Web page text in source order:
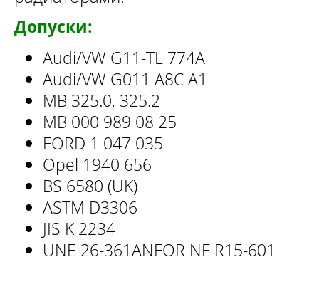
Допуски:
Audi/VW G11-TL 774A
Audi/VW G011 A8C A1
MB 325.0, 325.2
MB 000 989 08 25
FORD 1 047 035
Opel 1940 656
BS 6580 (UK)
ASTM D3306
JIS K 2234
UNE 26-361ANFOR NF R15-601